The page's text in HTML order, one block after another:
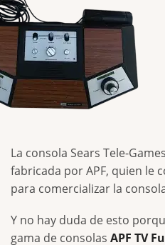
La consola Sears Tele-
fabricada por APF, quien le
para comercializar la
Y no hay duda de esto
gama de consolas APF TV